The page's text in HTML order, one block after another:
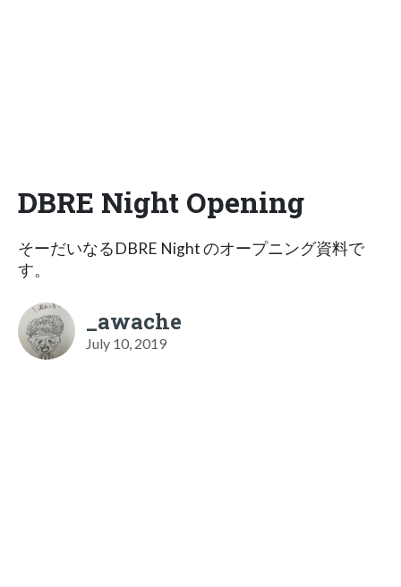
DBRE Night Opening
そーだいなるDBRE Night のオープニング資料で
す。
_awache
July 10, 2019